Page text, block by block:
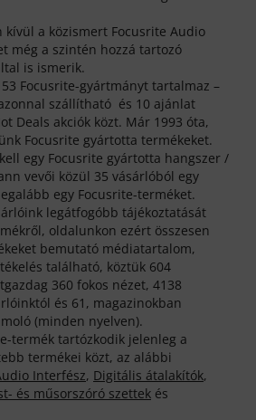
kívül a közismert Focusrite Audio
még a szintén hozzá tartozó
is ismerik.
Focusrite-gyártmányt tartalmaz –
szállítható és 10 ajánlat
Deals akciók közt. Már 1993 óta,
Focusrite gyártotta termékeket.
egy Focusrite gyártotta hangszer /
vevői közül 35 vásárlóból egy
egy Focusrite-terméket.
legátfogóbb tájékoztatását
oldalunkon ezért összesen
bemutató médiatartalom,
található, köztük 604
360 fokos nézet, 4138
és 61, magazinokban
(minden nyelven).
termék tartózkodik jelenleg a
termékei közt, az alábbi
Interfész, Digitális átalakítók,
és műsorszóró szettek és